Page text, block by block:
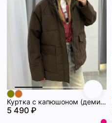
Куртка с капюшоном (демисезонная) 72462086\1013
5 490 ₽